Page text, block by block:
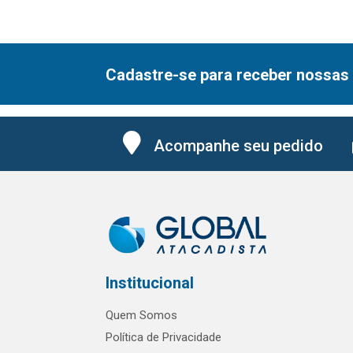
Cadastre-se para receber
Acompanhe seu pedido
Institucional
Quem Somos
Política de Privacidade